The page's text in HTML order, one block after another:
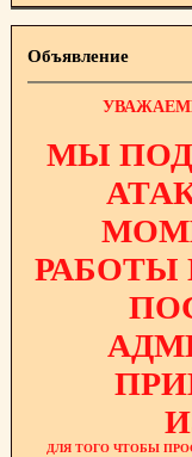
Объявление
МЫ
РАБОТЫ
ДЛЯ ТОГО ЧТОБЫ